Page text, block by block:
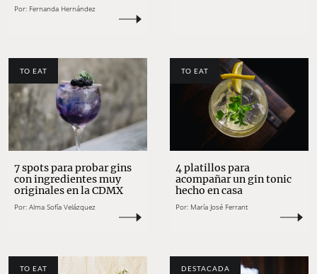
Por: Fernanda Hernández
TO EAT
7 spots para probar gins
con ingredientes muy
originales en la CDMX
Por: Alma Sofía Velázquez
TO EAT
4 platillos para
acompañar un gin tonic
hecho en casa
Por: María José Ferrant
TO EAT DESTACADA